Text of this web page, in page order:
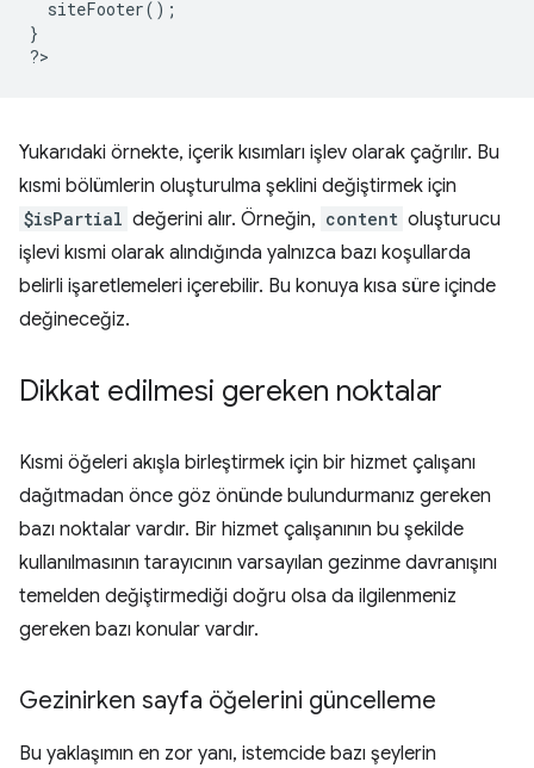
  siteFooter();
}
?
Yukarıdaki örnekte, içerik kısımları işlev olarak çağrılır. Bu
kısmi bölümlerin oluşturulma şeklini değiştirmek için
$isPartial değerini alır. Örneğin, content oluşturucu
işlevi kısmi olarak alındığında yalnızca bazı koşullarda
belirli işaretlemeleri içerebilir. Bu konuya kısa süre içinde
değineceğiz.
Dikkat edilmesi gereken noktalar
Kısmi öğeleri akışla birleştirmek için bir hizmet çalışanı
dağıtmadan önce göz önünde bulundurmanız gereken
bazı noktalar vardır. Bir hizmet çalışanının bu şekilde
kullanılmasının tarayıcının varsayılan gezinme davranışını
temelden değiştirmediği doğru olsa da ilgilenmeniz
gereken bazı konular vardır.
Gezinirken sayfa öğelerini güncelleme
Bu yaklaşımın en zor yanı, istemcide bazı şeylerin